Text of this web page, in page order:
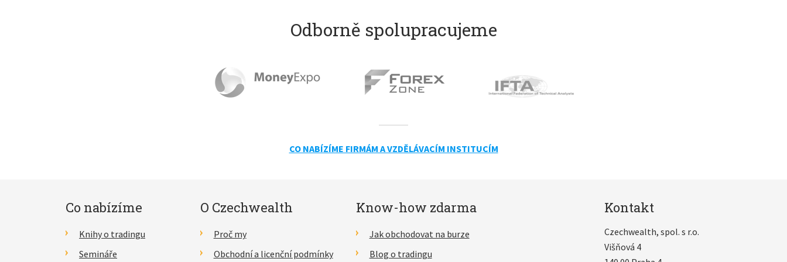
Odborně spolupracujeme
CO NABÍZÍME FIRMÁM A VZDĚLÁVACÍM INSTITUCÍM
Co nabízíme
Knihy o tradingu
Semináře
O Czechwealth
Proč my
Obchodní a licenční podmínky
Know-how zdarma
Jak obchodovat na burze
Blog o tradingu
Kontakt
Czechwealth, spol. s r.o.
Višňová 4